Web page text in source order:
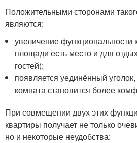
Положительными сторонами
являются:
увеличение функциональности
площади есть место и для
гостей);
появляется уединённый
комната становится более
При совмещении двух этих
квартиры получает не только
но и некоторые неудобства: